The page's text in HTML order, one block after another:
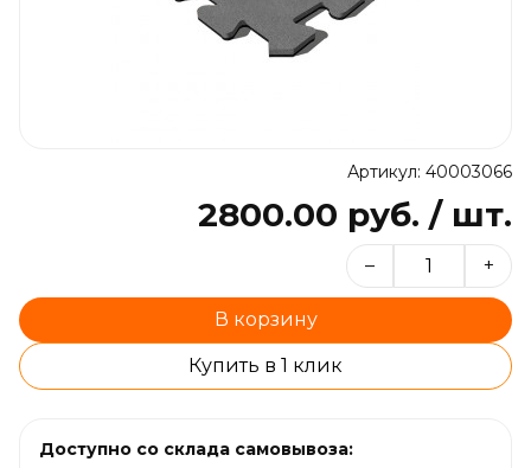
Артикул: 40003066
2800.00 руб. / шт.
– +
В корзину
Купить в 1 клик
Доступно со склада самовывоза: